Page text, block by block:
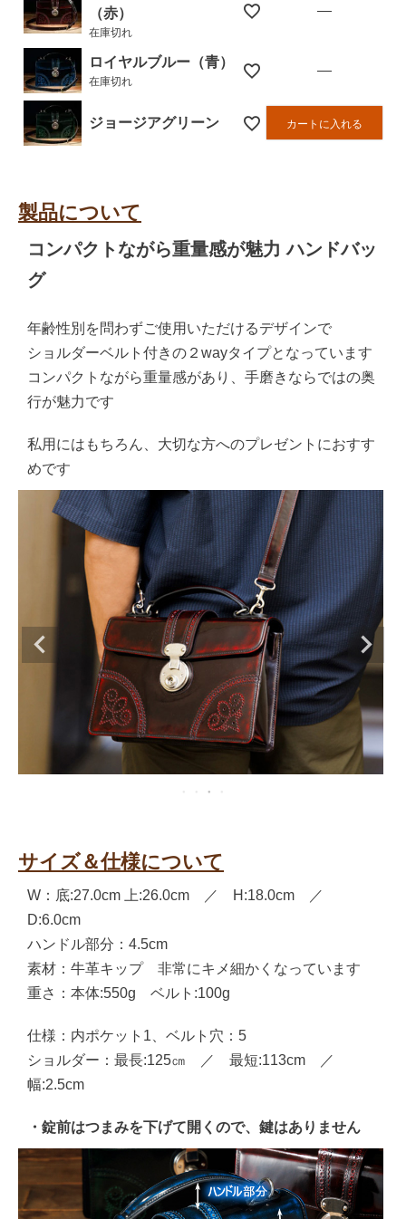
（赤）
在庫切れ
—
ロイヤルブルー（青）
在庫切れ
—
ジョージアグリーン カートに入れる
製品について
コンパクトながら重量感が魅力 ハンドバッ
グ
年齢性別を問わずご使用いただけるデザインで
ショルダーベルト付きの２wayタイプとなっています
コンパクトながら重量感があり、手磨きならではの奥
行が魅力です
私用にはもちろん、大切な方へのプレゼントにおすす
めです
サイズ＆仕様について
W：底:27.0cm 上:26.0cm ／ H:18.0cm ／
D:6.0cm
ハンドル部分：4.5cm
素材：牛革キップ 非常にキメ細かくなっています
重さ：本体:550g ベルト:100g
仕様：内ポケット1、ベルト穴：5
ショルダー：最長:125㎝ ／ 最短:113cm ／
幅:2.5cm
・錠前はつまみを下げて開くので、鍵はありません